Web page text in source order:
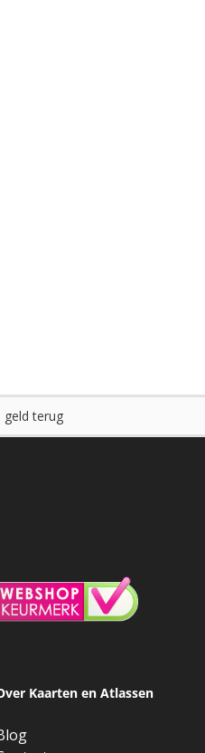
geld terug
Kaarten en Atlassen